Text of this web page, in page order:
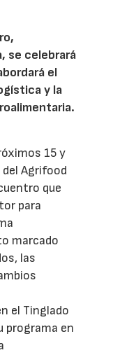
se celebrará
el
y la
15 y
Agrifood
que
para
marcado
las
el Tinglado
programa en